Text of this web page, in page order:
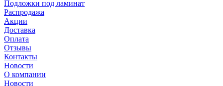
Подложки под ламинат
Распродажа
Акции
Доставка
Оплата
Отзывы
Контакты
Новости
О компании
Новости